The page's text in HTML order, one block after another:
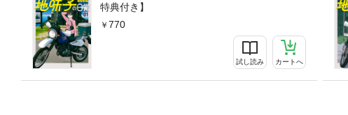
特典付き】
770
試し読み カートへ